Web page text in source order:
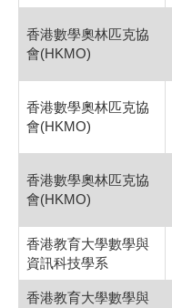
香港數學奧林匹克協
會(HKMO)
香港數學奧林匹克協
會(HKMO)
香港數學奧林匹克協
會(HKMO)
香港教育大學數學與
資訊科技學系
香港教育大學數學與